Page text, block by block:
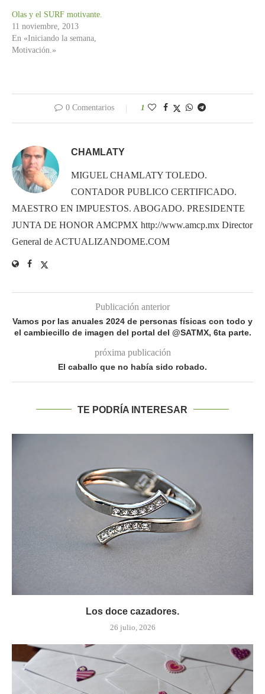
Olas y el SURF motivante.
11 noviembre, 2013
En «Iniciando la semana,
Motivación.»
0 Comentarios 1
CHAMLATY
MIGUEL CHAMLATY TOLEDO.
CONTADOR PUBLICO CERTIFICADO.
MAESTRO EN IMPUESTOS. ABOGADO. PRESIDENTE
JUNTA DE HONOR AMCPMX http://www.amcp.mx Director
General de ACTUALIZANDOME.COM
Publicación anterior
Vamos por las anuales 2024 de personas físicas con todo y
el cambiecillo de imagen del portal del @SATMX, 6ta parte.
próxima publicación
El caballo que no había sido robado.
TE PODRÍA INTERESAR
Los doce cazadores.
26 julio, 2026